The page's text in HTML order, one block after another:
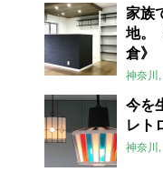
家族
地。
倉》
神奈川
今を
レト
神奈川